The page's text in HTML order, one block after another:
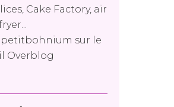
Cake Factory, air
petitbohnium sur le
Overblog